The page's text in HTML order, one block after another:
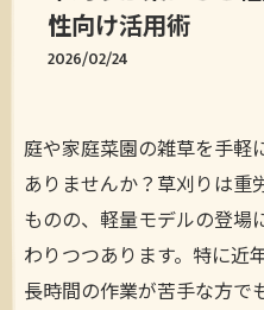
性向け活用術
2026/02/24
庭や家庭菜園の雑草を手軽
ありませんか？草刈りは重
ものの、軽量モデルの登場
わりつつあります。特に近
長時間の作業が苦手な方で